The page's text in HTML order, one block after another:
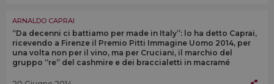
ARNALDO CAPRAI
“Da decenni ci battiamo per made in Italy”: lo ha detto Caprai,
ricevendo a Firenze il Premio Pitti Immagine Uomo 2014, per
una volta non per il vino, ma per Cruciani, il marchio del
gruppo “re” del cashmire e dei braccialetti in macramé